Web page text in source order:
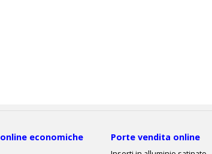
economiche Porte vendita online